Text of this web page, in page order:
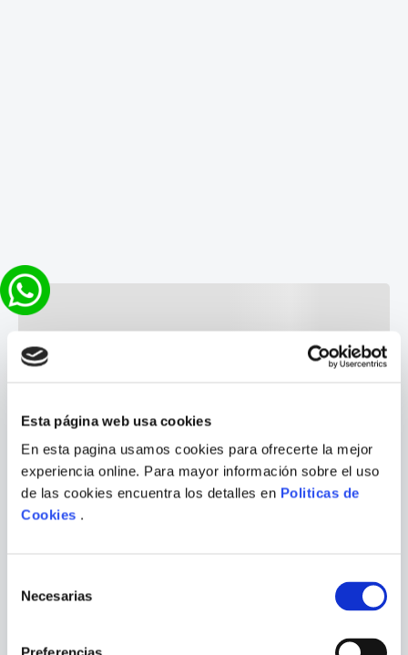
Esta página web usa cookies
En esta pagina usamos cookies para ofrecerte la mejor
experiencia online. Para mayor información sobre el uso
de las cookies encuentra los detalles en Politicas de
Cookies .
Necesarias